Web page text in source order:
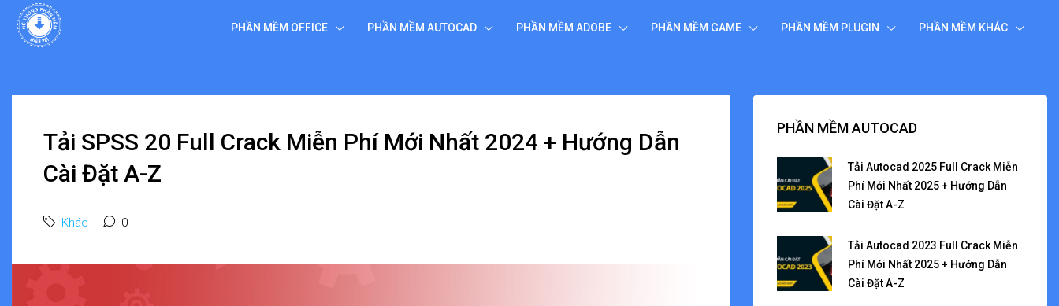
PHẦN MỀM OFFICE PHẦN MỀM AUTOCAD PHẦN MỀM ADOBE PHẦN MỀM GAME PHẦN MỀM PLUGIN PHẦN MỀM KHÁC
Tải SPSS 20 Full Crack Miễn Phí Mới Nhất 2024 + Hướng Dẫn
Cài Đặt A-Z
Khác 0
PHẦN MỀM AUTOCAD
Tải Autocad 2025 Full Crack Miễn
Phí Mới Nhất 2025 + Hướng Dẫn
Cài Đặt A-Z
Tải Autocad 2023 Full Crack Miễn
Phí Mới Nhất 2025 + Hướng Dẫn
Cài Đặt A-Z